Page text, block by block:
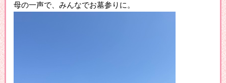
母の一声で、みんなでお墓参りに。